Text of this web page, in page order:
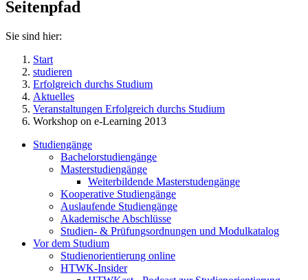
Seitenpfad
Sie sind hier:
Start
studieren
Erfolgreich durchs Studium
Aktuelles
Veranstaltungen Erfolgreich durchs Studium
Workshop on e-Learning 2013
Studiengänge
Bachelorstudiengänge
Masterstudiengänge
Weiterbildende Masterstudengänge
Kooperative Studiengänge
Auslaufende Studiengänge
Akademische Abschlüsse
Studien- & Prüfungsordnungen und Modulkatalog
Vor dem Studium
Studienorientierung online
HTWK-Insider